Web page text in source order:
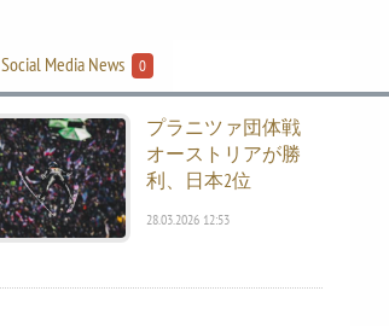
Social Media News 0
プラニツァ団体戦
オーストリアが勝
利、日本2位
28.03.2026 12:53